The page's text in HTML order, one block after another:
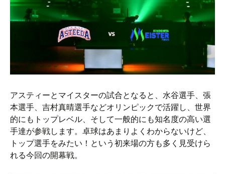
アスティーとマイスターの試合となると、水谷選手、張
本選手、吉村真晴選手などオリンピックで活躍し、世界
的にもトップレベル、そして一般的にも知名度の高い選
手達が参戦します。卓球はあまりよくわからないけど、
トップ選手をみたい！という初来場の方も多く見受けら
れる今回の開幕戦。